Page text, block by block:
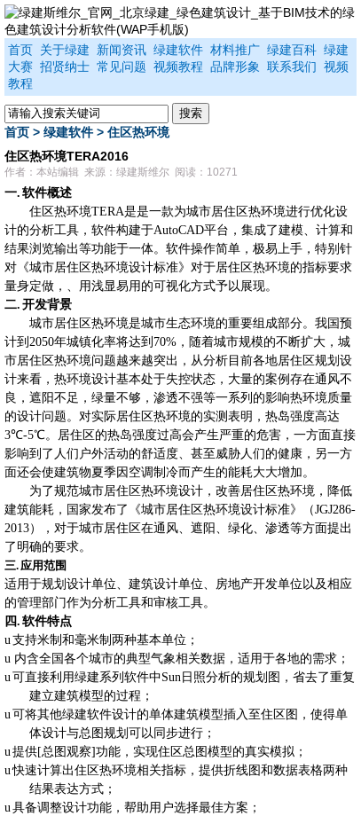
首页 关于绿建 新闻资讯 绿建软件 材料推广 绿建百科 绿建
大赛 招贤纳士 常见问题 视频教程 品牌形象 联系我们 视频
教程
首页 > 绿建软件> 住区热环境
住区热环境TERA2016
作者：本站编辑 来源：绿建斯维尔 阅读：10271
一. 软件概述
住区热环境TERA是是一款为城市居住区热环境进行优化设
计的分析工具，软件构建于AutoCAD平台，集成了建模、计算和
结果浏览输出等功能于一体。软件操作简单，极易上手，特别针
对《城市居住区热环境设计标准》对于居住区热环境的指标要求
量身定做，、用浅显易用的可视化方式予以展现。
二. 开发背景
城市居住区热环境是城市生态环境的重要组成部分。我国预
计到 2050年城镇化率将达到 70% ，随着城市规模的不断扩大，城
市居住区热环境问题越来越突出，从分析目前各地居住区规划设
计来看，热环境设计基本处于失控状态，大量的案例存在通风不
良，遮阳不足，绿量不够，渗透不强等一系列的影响热环境质量
的设计问题。对实际居住区热环境的实测表明，热岛强度高达
3℃-5℃。居住区的热岛强度过高会产生严重的危害，一方面直接
影响到了人们户外活动的舒适度、甚至威胁人们的健康，另一方
面还会使建筑物夏季因空调制冷而产生的能耗大大增加。
为了规范城市居住区热环境设计，改善居住区热环境，降低
建筑能耗，国家发布了《城市居住区热环境设计标准》（JGJ286-
2013），对于城市居住区在通风、遮阳、绿化、渗透等方面提出
了明确的要求。
三.应用范围
适用于规划设计单位、建筑设计单位、房地产开发单位以及相应
的管理部门作为分析工具和审核工具。
四. 软件特点
u支持米制和毫米制两种基本单位；
u 内含全国各个城市的典型气象相关数据，适用于各地的需求；
u可直接利用绿建系列软件中Sun 日照分析的规划图，省去了重复
建立建筑模型的过程；
u可将其他绿建软件设计的单体建筑模型插入至住区图，使得单
体设计与总图规划可以同步进行；
u提供[总图观察]功能，实现住区总图模型的真实模拟；
u快速计算出住区热环境相关指标，提供折线图和数据表格两种
结果表达方式；
u具备调整设计功能，帮助用户选择最佳方案；